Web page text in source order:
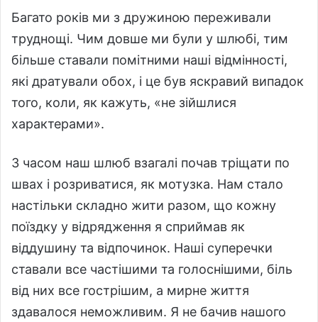
Багато років ми з дружиною переживали
труднощі. Чим довше ми були у шлюбі, тим
більше ставали помітними наші відмінності,
які дратували обох, і це був яскравий випадок
того, коли, як кажуть, «не зійшлися
характерами».
З часом наш шлюб взагалі почав тріщати по
швах і розриватися, як мотузка. Нам стало
настільки складно жити разом, що кожну
поїздку у відрядження я сприймав як
віддушину та відпочинок. Наші суперечки
ставали все частішими та голоснішими, біль
від них все гострішим, а мирне життя
здавалося неможливим. Я не бачив нашого